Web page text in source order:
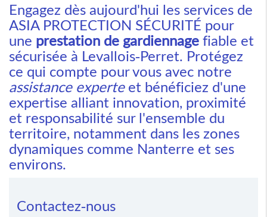
Engagez dès aujourd'hui les services de
ASIA PROTECTION SÉCURITÉ pour
une prestation de gardiennage fiable et
sécurisée à Levallois-Perret. Protégez
ce qui compte pour vous avec notre
assistance experteet bénéficiez d'une
expertise alliant innovation, proximité
et responsabilité sur l'ensemble du
territoire, notamment dans les zones
dynamiques comme Nanterre et ses
environs.
Contactez-nous